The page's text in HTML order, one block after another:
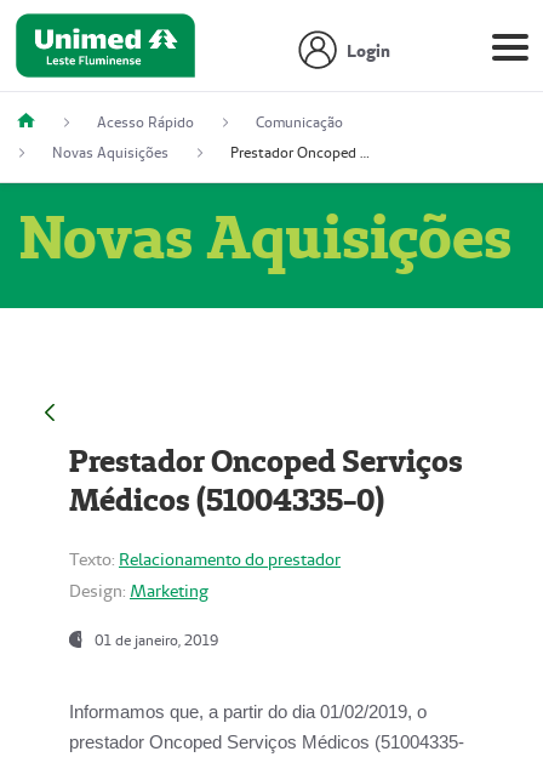
Login
Acesso Rápido
Comunicação
Novas Aquisições
Prestador Oncoped Serviços Médicos (51004335-0)
Novas Aquisições
Prestador Oncoped Serviços
Médicos (51004335-0)
Texto: Relacionamento do prestador
Design: Marketing
01 de janeiro, 2019
Informamos que, a partir do dia 01/02/2019, o
prestador Oncoped Serviços Médicos (51004335-